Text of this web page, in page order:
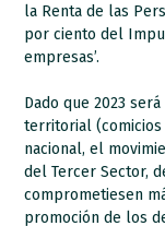
la Renta de las
por ciento del
empresas’.
Dado que 2023
territorial
nacional, el
del Tercer Sector,
comprometiesen
promoción de los